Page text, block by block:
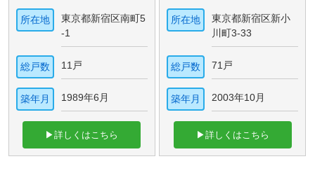
所在地
東京都新宿区南町5
-1
総戸数 11戸
築年月 1989年6月
▶詳しくはこちら
所在地
東京都新宿区新小
川町3-33
総戸数 71戸
築年月 2003年10月
▶詳しくはこちら